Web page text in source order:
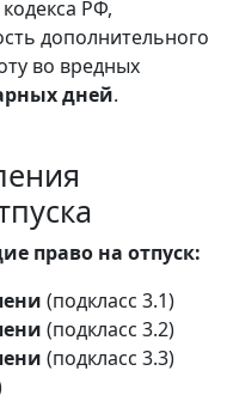
РФ,
дополнительного
во вредных
дней.
право на отпуск:
(подкласс 3.1)
(подкласс 3.2)
(подкласс 3.3)